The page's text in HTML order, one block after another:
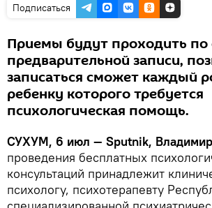
Подписаться
Приемы будут проходить по
предварительной записи,
записаться сможет каждый
ребенку которого требуется
психологическая помощь.
СУХУМ, 6 июл — Sputnik, Владимир
проведения бесплатных
консультаций принадлежит
психологу, психотерапевту